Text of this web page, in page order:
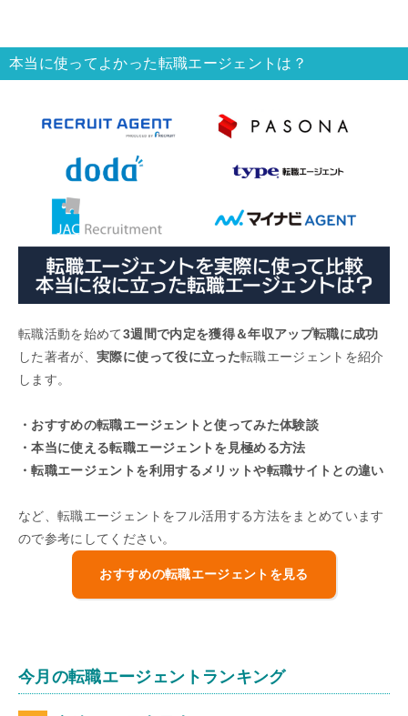
本当に使ってよかった転職エージェントは？
転職活動を始めて3週間で内定を獲得＆年収アップ転職に成功
した著者が、実際に使って役に立った転職エージェントを紹介
します。
・おすすめの転職エージェントと使ってみた体験談
・本当に使える転職エージェントを見極める方法
・転職エージェントを利用するメリットや転職サイトとの違い
など、転職エージェントをフル活用する方法をまとめています
ので参考にしてください。
おすすめの転職エージェントを見る
今月の転職エージェントランキング